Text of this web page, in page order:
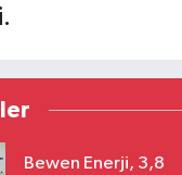
Bewen Enerji, 3,8